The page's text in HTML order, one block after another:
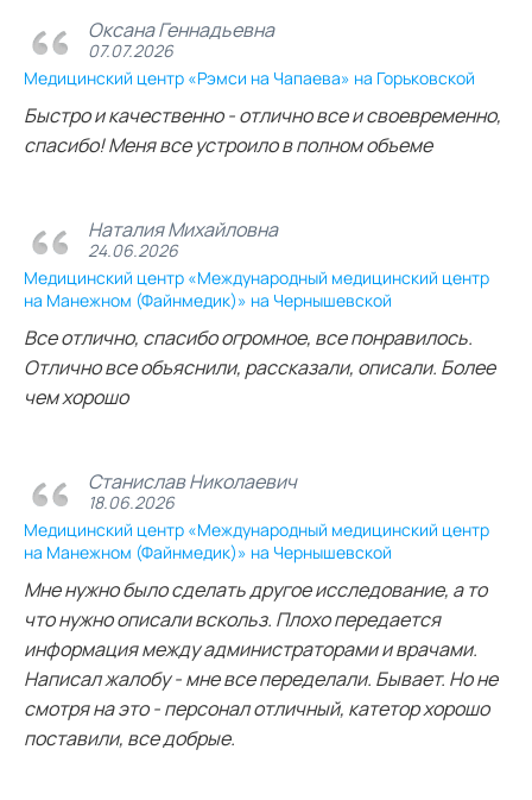
Оксана Геннадьевна
07.07.2026
Медицинский центр «Рэмси на Чапаева» на Горьковской
Быстро и качественно - отлично все и своевременно,
спасибо! Меня все устроило в полном объеме
Наталия Михайловна
24.06.2026
Медицинский центр «Международный медицинский центр
на Манежном (Файнмедик)» на Чернышевской
Все отлично, спасибо огромное, все понравилось.
Отлично все объяснили, рассказали, описали. Более
чем хорошо
Станислав Николаевич
18.06.2026
Медицинский центр «Международный медицинский центр
на Манежном (Файнмедик)» на Чернышевской
Мне нужно было сделать другое исследование, а то
что нужно описали вскольз. Плохо передается
информация между администраторами и врачами.
Написал жалобу - мне все переделали. Бывает. Но не
смотря на это - персонал отличный, катетор хорошо
поставили, все добрые.